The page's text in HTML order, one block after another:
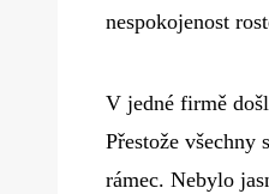
nespokojenost
V jedné firmě
Přestože všechny
rámec. Nebylo